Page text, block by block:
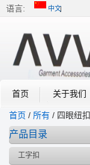
语言: 中文
首页 关于我们
首页 / 所有 / 四眼纽扣
产品目录
工字扣